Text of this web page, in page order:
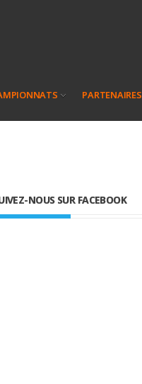
PARTENAIRES
NOUS SUR FACEBOOK